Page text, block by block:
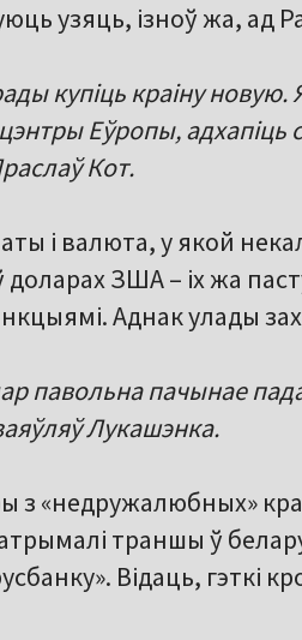
узяць, ізноў жа, ад
купіць краіну
Еўропы, адхапіць
Кот.
і валюта, у якой
доларах ЗША – іх жа
Аднак улады
павольна пачынае
Лукашэнка.
з «недружалюбных»
траншы ў
Відаць, гэткі